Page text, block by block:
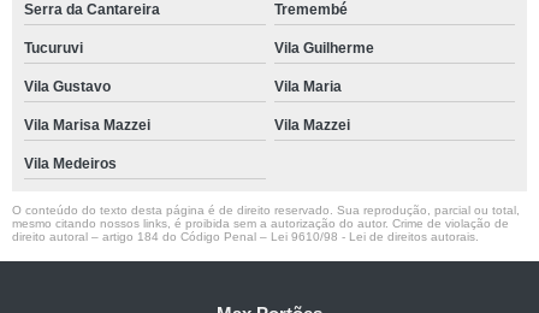
Serra da Cantareira Tremembé
Tucuruvi Vila Guilherme
Vila Gustavo Vila Maria
Vila Marisa Mazzei Vila Mazzei
Vila Medeiros
O conteúdo do texto desta página é de direito reservado. Sua reprodução, parcial ou total,
mesmo citando nossos links, é proibida sem a autorização do autor. Crime de violação de
direito autoral – artigo 184 do Código Penal – Lei 9610/98 - Lei de direitos autorais